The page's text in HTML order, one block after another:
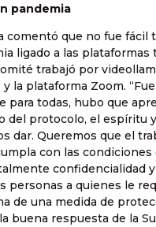
pandemia
comentó que no fue fácil
ligado a las plataformas
trabajó por
la plataforma Zoom.
para todas, hubo que
del protocolo, el espíritu
dar. Queremos que el
con las condiciones
confidencialidad
personas a quienes le
de una medida de
buena respuesta de la